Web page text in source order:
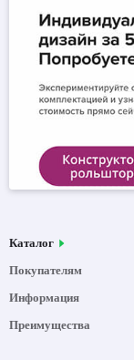
Каталог
Покупателям
Информация
Преимущества